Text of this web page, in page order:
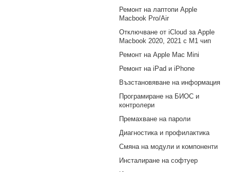
Ремонт на лаптопи Apple
Macbook Pro/Air
Отключване от iCloud за Apple
Macbook 2020, 2021 с M1 чип
Ремонт на Apple Mac Mini
Ремонт на iPad и iPhone
Възстановяване на информация
Програмиране на БИОС и
контролери
Премахване на пароли
Диагностика и профилактика
Смяна на модули и компоненти
Инсталиране на софтуер